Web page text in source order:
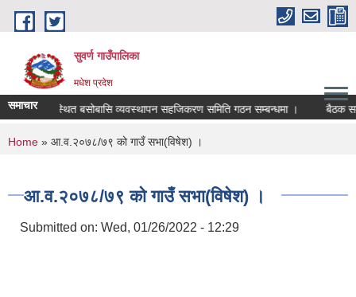
Skip to main content
सुवर्ण गाउँपालिका
मधेश प्रदेश
समाचार
र अव्यवस्थित बसोबासि व्यवस्थापन सहजिकरण समिति गठन सम्बन्धमा । बैठक
You are here
Home » आ.व.२०७८/७९ को गाउँ सभा(विषेश) ।
आ.व.२०७८/७९ को गाउँ सभा(विषेश) ।
Submitted on: Wed, 01/26/2022 - 12:29